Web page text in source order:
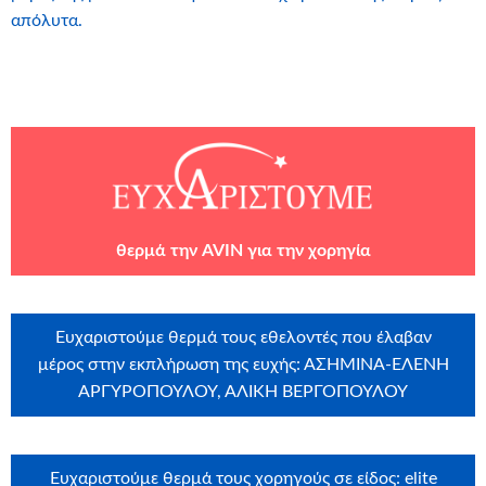
απόλυτα.
θερμά την AVIN για την χορηγία
Ευχαριστούμε θερμά τους εθελοντές που έλαβαν
μέρος στην εκπλήρωση της ευχής: ΑΣΗΜΙΝΑ-ΕΛΕΝΗ
ΑΡΓΥΡΟΠΟΥΛΟΥ, ΑΛΙΚΗ ΒΕΡΓΟΠΟΥΛΟΥ
Ευχαριστούμε θερμά τους χορηγούς σε είδος: elite